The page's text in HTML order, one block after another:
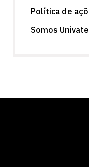
Política de
Somos